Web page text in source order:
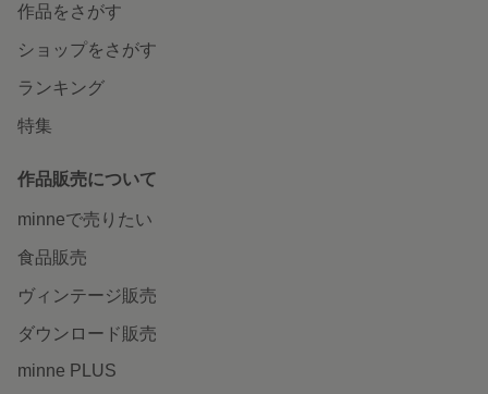
作品をさがす
ショップをさがす
ランキング
特集
作品販売について
minneで売りたい
食品販売
ヴィンテージ販売
ダウンロード販売
minne PLUS